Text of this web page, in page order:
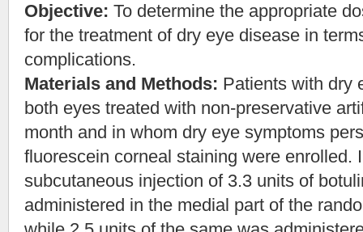
Objective: To determine the appropriate
for the treatment of dry eye disease in
complications.
Materials and Methods: Patients with dry
both eyes treated with non-preservative
month and in whom dry eye symptoms
fluorescein corneal staining were enrolled.
subcutaneous injection of 3.3 units of
administered in the medial part of the